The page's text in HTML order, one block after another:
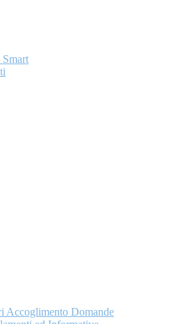
Accoglimento Domande